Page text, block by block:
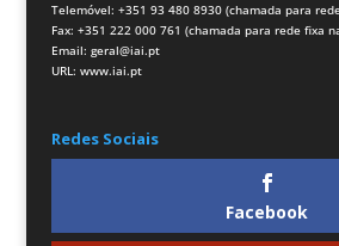
Telemóvel: +351 93 480 8930 (chamada para
Fax: +351 222 000 761 (chamada para rede fixa
Email: geral@iai.pt
URL: www.iai.pt
Redes Sociais
Facebook